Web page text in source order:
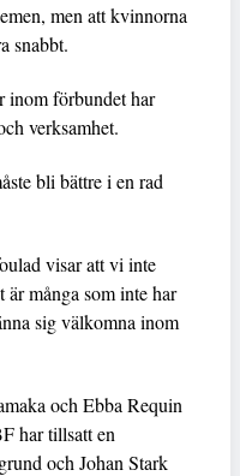
men att kvinnorna
snabbt.
inom förbundet har
verksamhet.
bli bättre i en rad
visar att vi inte
många som inte har
sig välkomna inom
och Ebba Requin
har tillsatt en
och Johan Stark